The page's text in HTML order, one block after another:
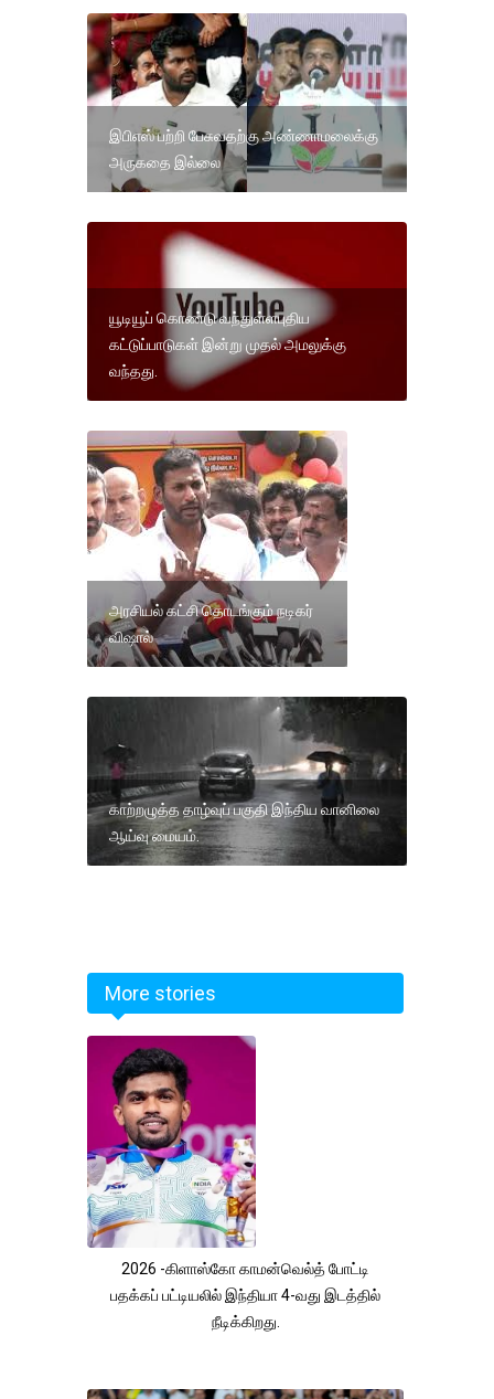
இபிஎஸ் பற்றி பேசுவதற்கு அண்ணாமலைக்கு
அருகதை இல்லை
யூடியூப் கொண்டு வந்துள்ளபுதிய
கட்டுப்பாடுகள் இன்று முதல் அமலுக்கு
வந்தது.
அரசியல் கட்சி தொடங்கும் நடிகர்
விஷால்
காற்றழுத்த தாழ்வுப் பகுதி இந்திய வானிலை
ஆய்வு மையம்.
More stories
2026 -கிளாஸ்கோ காமன்வெல்த் போட்டி
பதக்கப் பட்டியலில் இந்தியா 4-வது இடத்தில்
நீடிக்கிறது.